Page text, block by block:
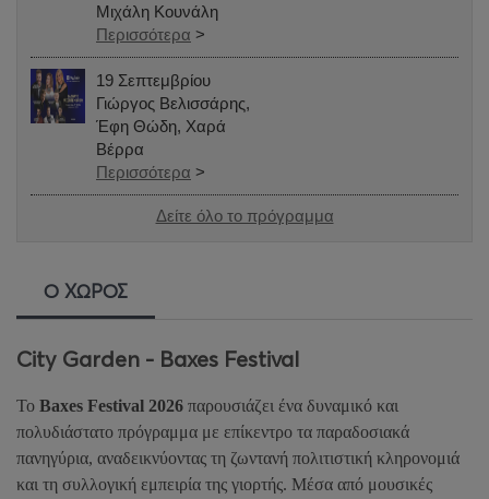
Μιχάλη Κουνάλη
Περισσότερα >
19 Σεπτεμβρίου
Γιώργος Βελισσάρης,
Έφη Θώδη, Χαρά
Βέρρα
Περισσότερα >
Δείτε όλο το πρόγραμμα
Ο ΧΩΡΟΣ
City Garden - Baxes Festival
Το Baxes Festival 2026 παρουσιάζει ένα δυναμικό και
πολυδιάστατο πρόγραμμα με επίκεντρο τα παραδοσιακά
πανηγύρια, αναδεικνύοντας τη ζωντανή πολιτιστική κληρονομιά
και τη συλλογική εμπειρία της γιορτής. Μέσα από μουσικές